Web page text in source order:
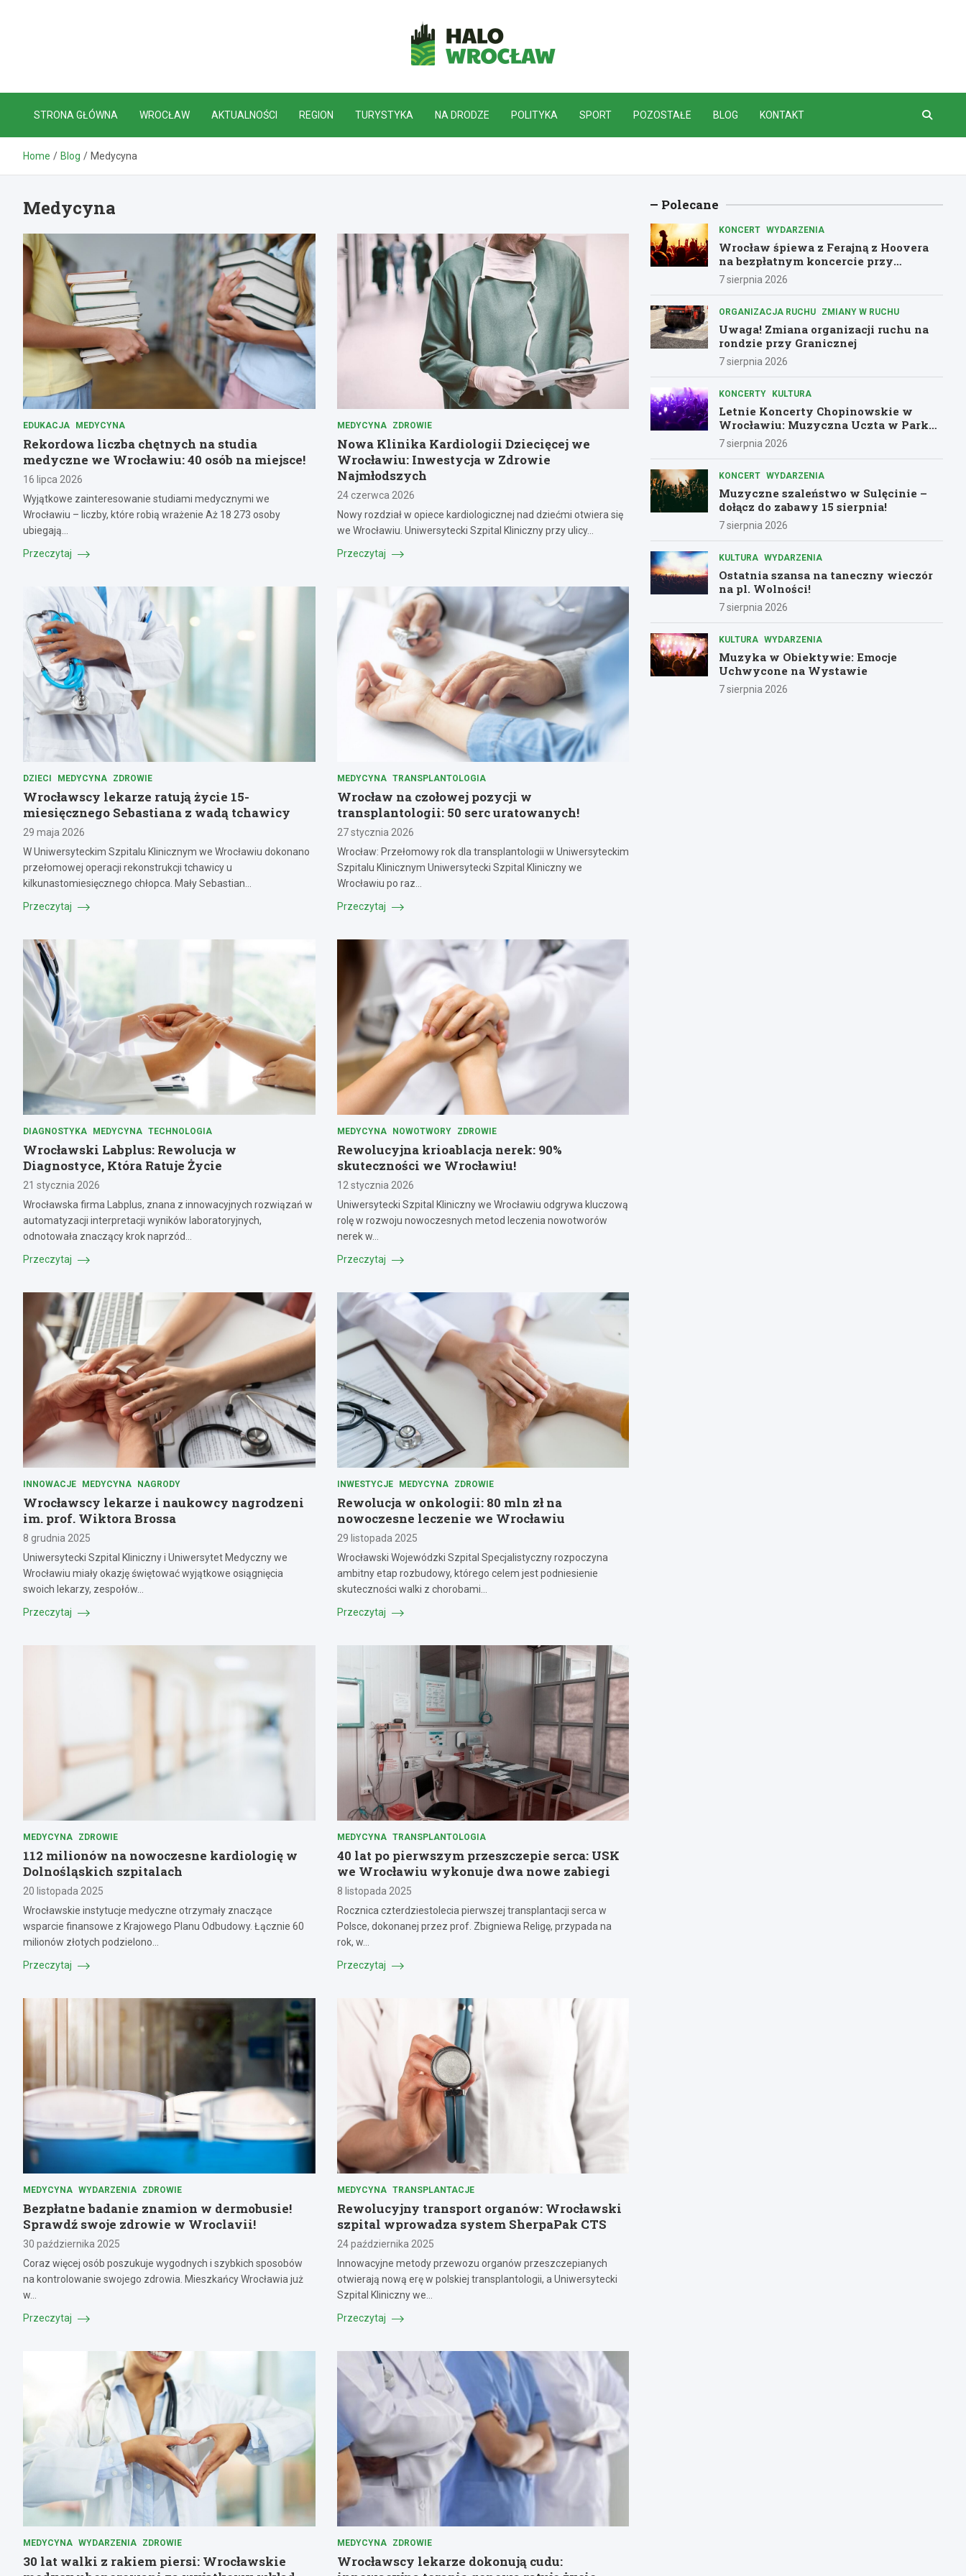
HaloWrocław.pl
STRONA GŁÓWNA WROCŁAW AKTUALNOŚCI REGION TURYSTYKA NA DRODZE POLITYKA SPORT POZOSTAŁE BLOG KONTAKT
Home Blog Medycyna
Medycyna
EDUKACJA MEDYCYNA
Rekordowa liczba chętnych na studia
medyczne we Wrocławiu: 40 osób na miejsce!
16 lipca 2026
Wyjątkowe zainteresowanie studiami medycznymi we
Wrocławiu – liczby, które robią wrażenie Aż 18 273 osoby
ubiegają…
Przeczytaj
MEDYCYNA ZDROWIE
Nowa Klinika Kardiologii Dziecięcej we
Wrocławiu: Inwestycja w Zdrowie
Najmłodszych
24 czerwca 2026
Nowy rozdział w opiece kardiologicznej nad dziećmi otwiera się
we Wrocławiu. Uniwersytecki Szpital Kliniczny przy ulicy…
Przeczytaj
DZIECI MEDYCYNA ZDROWIE
Wrocławscy lekarze ratują życie 15-
miesięcznego Sebastiana z wadą tchawicy
29 maja 2026
W Uniwersyteckim Szpitalu Klinicznym we Wrocławiu dokonano
przełomowej operacji rekonstrukcji tchawicy u
kilkunastomiesięcznego chłopca. Mały Sebastian…
Przeczytaj
MEDYCYNA TRANSPLANTOLOGIA
Wrocław na czołowej pozycji w
transplantologii: 50 serc uratowanych!
27 stycznia 2026
Wrocław: Przełomowy rok dla transplantologii w Uniwersyteckim
Szpitalu Klinicznym Uniwersytecki Szpital Kliniczny we
Wrocławiu po raz…
Przeczytaj
DIAGNOSTYKA MEDYCYNA TECHNOLOGIA
Wrocławski Labplus: Rewolucja w
Diagnostyce, Która Ratuje Życie
21 stycznia 2026
Wrocławska firma Labplus, znana z innowacyjnych rozwiązań w
automatyzacji interpretacji wyników laboratoryjnych,
odnotowała znaczący krok naprzód…
Przeczytaj
MEDYCYNA NOWOTWORY ZDROWIE
Rewolucyjna krioablacja nerek: 90%
skuteczności we Wrocławiu!
12 stycznia 2026
Uniwersytecki Szpital Kliniczny we Wrocławiu odgrywa kluczową
rolę w rozwoju nowoczesnych metod leczenia nowotworów
nerek w…
Przeczytaj
INNOWACJE MEDYCYNA NAGRODY
Wrocławscy lekarze i naukowcy nagrodzeni
im. prof. Wiktora Brossa
8 grudnia 2025
Uniwersytecki Szpital Kliniczny i Uniwersytet Medyczny we
Wrocławiu miały okazję świętować wyjątkowe osiągnięcia
swoich lekarzy, zespołów…
Przeczytaj
INWESTYCJE MEDYCYNA ZDROWIE
Rewolucja w onkologii: 80 mln zł na
nowoczesne leczenie we Wrocławiu
29 listopada 2025
Wrocławski Wojewódzki Szpital Specjalistyczny rozpoczyna
ambitny etap rozbudowy, którego celem jest podniesienie
skuteczności walki z chorobami…
Przeczytaj
MEDYCYNA ZDROWIE
112 milionów na nowoczesne kardiologię w
Dolnośląskich szpitalach
20 listopada 2025
Wrocławskie instytucje medyczne otrzymały znaczące
wsparcie finansowe z Krajowego Planu Odbudowy. Łącznie 60
milionów złotych podzielono…
Przeczytaj
MEDYCYNA TRANSPLANTOLOGIA
40 lat po pierwszym przeszczepie serca: USK
we Wrocławiu wykonuje dwa nowe zabiegi
8 listopada 2025
Rocznica czterdziestolecia pierwszej transplantacji serca w
Polsce, dokonanej przez prof. Zbigniewa Religę, przypada na
rok, w…
Przeczytaj
MEDYCYNA WYDARZENIA ZDROWIE
Bezpłatne badanie znamion w dermobusie!
Sprawdź swoje zdrowie w Wroclavii!
30 października 2025
Coraz więcej osób poszukuje wygodnych i szybkich sposobów
na kontrolowanie swojego zdrowia. Mieszkańcy Wrocławia już
w…
Przeczytaj
MEDYCYNA TRANSPLANTACJE
Rewolucyjny transport organów: Wrocławski
szpital wprowadza system SherpaPak CTS
24 października 2025
Innowacyjne metody przewozu organów przeszczepianych
otwierają nową erę w polskiej transplantologii, a Uniwersytecki
Szpital Kliniczny we…
Przeczytaj
MEDYCYNA WYDARZENIA ZDROWIE
30 lat walki z rakiem piersi: Wrocławskie
MEDYCYNA ZDROWIE
Wrocławscy lekarze dokonują cudu:
Polecane
KONCERT WYDARZENIA
Wrocław śpiewa z Ferajną z Hoovera
na bezpłatnym koncercie przy
Komuny Paryskiej
7 sierpnia 2026
ORGANIZACJA RUCHU ZMIANY W RUCHU
Uwaga! Zmiana organizacji ruchu na
rondzie przy Granicznej
7 sierpnia 2026
KONCERTY KULTURA
Letnie Koncerty Chopinowskie w
Wrocławiu: Muzyczna Uczta w Parku
Południowym!
7 sierpnia 2026
KONCERT WYDARZENIA
Muzyczne szaleństwo w Sulęcinie –
dołącz do zabawy 15 sierpnia!
7 sierpnia 2026
KULTURA WYDARZENIA
Ostatnia szansa na taneczny wieczór
na pl. Wolności!
7 sierpnia 2026
KULTURA WYDARZENIA
Muzyka w Obiektywie: Emocje
Uchwycone na Wystawie
7 sierpnia 2026